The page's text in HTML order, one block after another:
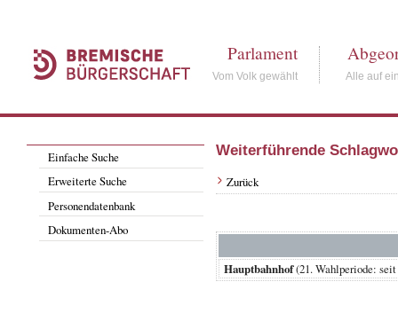
Parlament
Vom Volk gewählt Alle auf
Einfache Suche
Erweiterte Suche
Personendatenbank
Dokumenten-Abo
Weiterführende
Zurück
Hauptbahnhof(21. Wahlperiode: